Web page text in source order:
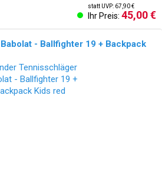
statt UVP: 67,90 €
Ihr Preis: 45,00 €
- Ballfighter 19 + Backpack